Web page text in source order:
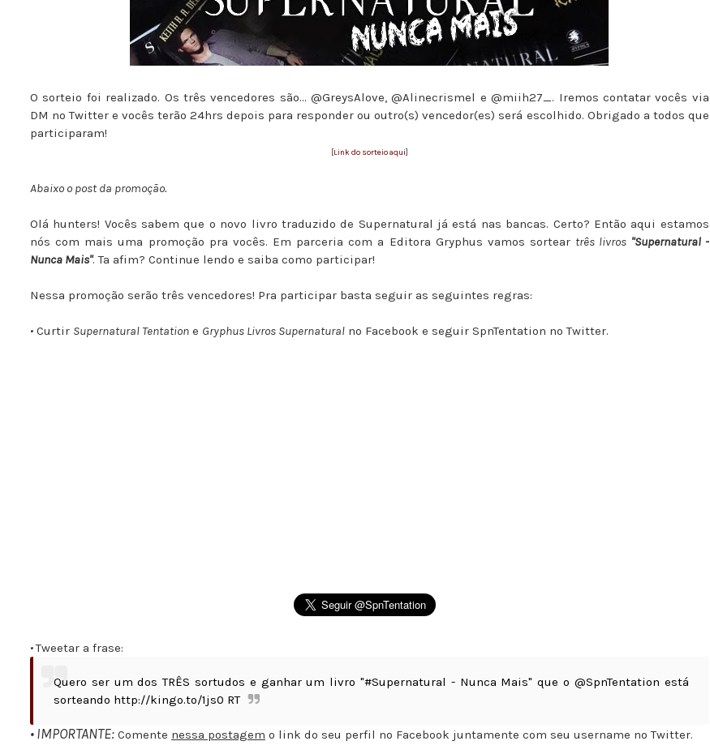
O sorteio foi realizado. Os três vencedores são... @GreysAlove, @Alinecrismel e @miih27_. Iremos contatar vocês via
DM no Twitter e vocês terão 24hrs depois para responder ou outro(s) vencedor(es) será escolhido. Obrigado a todos que
participaram!
[Link do sorteio aqui]
Abaixo o post da promoção.
Olá hunters! Vocês sabem que o novo livro traduzido de Supernatural já está nas bancas. Certo? Então aqui estamos
nós com mais uma promoção pra vocês. Em parceria com a Editora Gryphus vamos sortear três livros "Supernatural -
Nunca Mais". Ta afim? Continue lendo e saiba como participar!
Nessa promoção serão três vencedores! Pra participar basta seguir as seguintes regras:
• Curtir Supernatural Tentation e Gryphus Livros Supernatural no Facebook e seguir SpnTentation no Twitter.
•Tweetar a frase:
Quero ser um dos TRÊS sortudos e ganhar um livro "#Supernatural - Nunca Mais" que o @SpnTentation está
sorteando http://kingo.to/1js0 RT
• IMPORTANTE: Comente nessa postagem o link do seu perfil no Facebook juntamente com seu username no Twitter.